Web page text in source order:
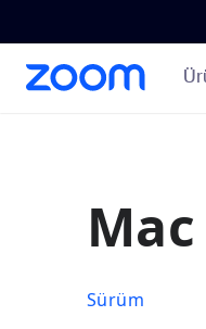
İçeriğe
Atla
Genel
Bakış
Sürüm